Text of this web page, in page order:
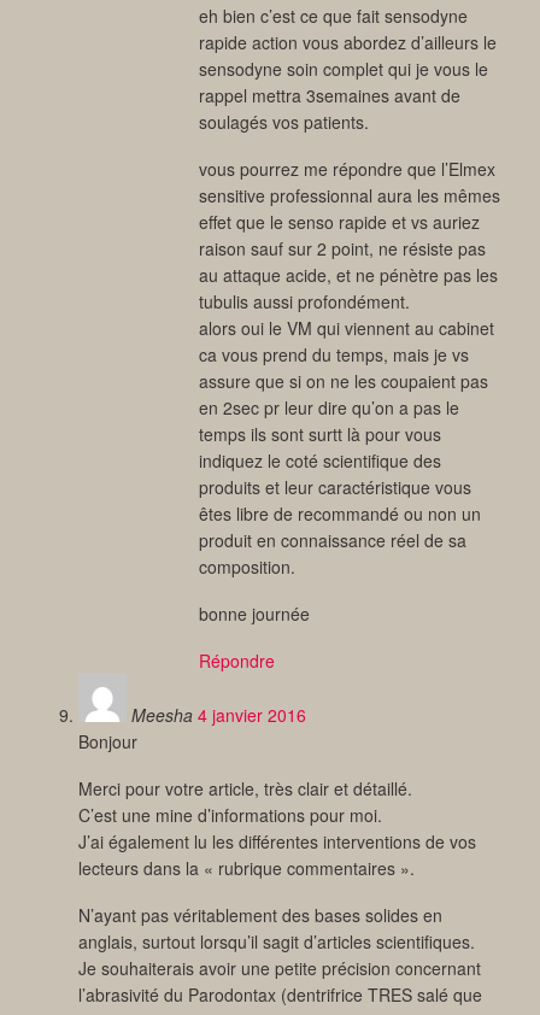
eh bien c’est ce que fait sensodyne
rapide action vous abordez d’ailleurs le
sensodyne soin complet qui je vous le
rappel mettra 3semaines avant de
soulagés vos patients.
vous pourrez me répondre que l’Elmex
sensitive professionnal aura les mêmes
effet que le senso rapide et vs auriez
raison sauf sur 2 point, ne résiste pas
au attaque acide, et ne pénètre pas les
tubulis aussi profondément.
alors oui le VM qui viennent au cabinet
ca vous prend du temps, mais je vs
assure que si on ne les coupaient pas
en 2sec pr leur dire qu’on a pas le
temps ils sont surtt là pour vous
indiquez le coté scientifique des
produits et leur caractéristique vous
êtes libre de recommandé ou non un
produit en connaissance réel de sa
composition.
bonne journée
Répondre
Meesha 4 janvier 2016
Bonjour
Merci pour votre article, très clair et détaillé.
C’est une mine d’informations pour moi.
J’ai également lu les différentes interventions de vos
lecteurs dans la « rubrique commentaires ».
N’ayant pas véritablement des bases solides en
anglais, surtout lorsqu’il sagit d’articles scientifiques.
Je souhaiterais avoir une petite précision concernant
l’abrasivité du Parodontax (dentrifrice TRES salé que